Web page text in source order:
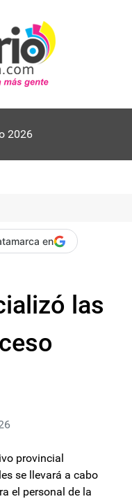
2026
en
las
provincial
se llevará a cabo
el personal de la